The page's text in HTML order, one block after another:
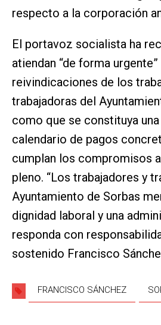
respecto a la corporación
El portavoz socialista ha
atiendan “de forma urgente”
reivindicaciones de los
trabajadoras del
como que se constituya
calendario de pagos
cumplan los compromisos
pleno. “Los trabajadores y
Ayuntamiento de Sorbas
dignidad laboral y una
responda con
sostenido Francisco
FRANCISCO SÁNCHEZ